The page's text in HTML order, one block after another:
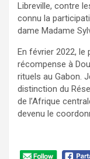
Libreville, contre
connu la
dame Madame
En février 2022, le
récompense à
rituels au Gabon.
distinction du
de l’Afrique
devenu le